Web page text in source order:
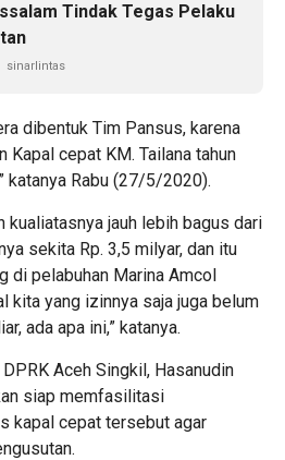
Tindak Tegas Pelaku
sinarlintas
dibentuk Tim Pansus, karena
Kapal cepat KM. Tailana tahun
katanya Rabu (27/5/2020).
kualiatasnya jauh lebih bagus dari
sekita Rp. 3,5 milyar, dan itu
di pelabuhan Marina Amcol
kita yang izinnya saja juga belum
ada apa ini,” katanya.
Aceh Singkil, Hasanudin
siap memfasilitasi
kapal cepat tersebut agar